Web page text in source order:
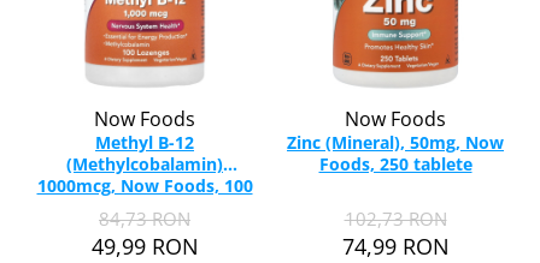
Now Foods
Methyl B-12
(Methylcobalamin)
1000mcg, Now Foods, 100
drajeuri
84,73 RON
49,99 RON
Now Foods
Zinc (Mineral), 50mg, Now
Foods, 250 tablete
102,73 RON
74,99 RON